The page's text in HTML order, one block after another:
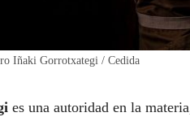
Iñaki Gorrotxategi / Cedida
es una autoridad en la